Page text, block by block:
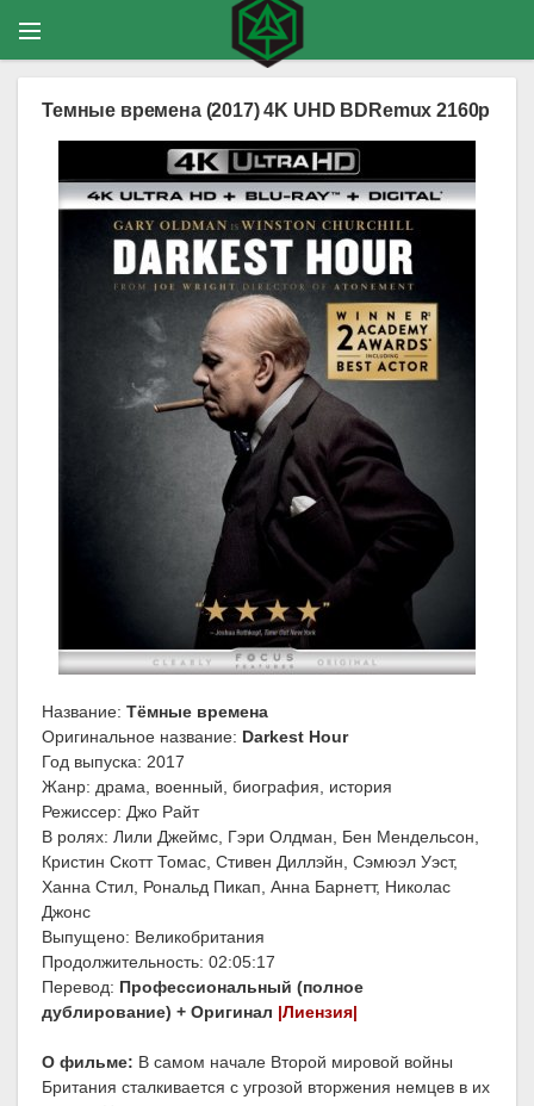
Темные времена (2017) 4K UHD BDRemux 2160p
Название: Тёмные времена
Оригинальное название: Darkest Hour
Год выпуска: 2017
Жанр: драма, военный, биография, история
Режиссер: Джо Райт
В ролях: Лили Джеймс, Гэри Олдман, Бен Мендельсон,
Кристин Скотт Томас, Стивен Диллэйн, Сэмюэл Уэст,
Ханна Стил, Рональд Пикап, Анна Барнетт, Николас
Джонс
Выпущено: Великобритания
Продолжительность: 02:05:17
Перевод: Профессиональный (полное
дублирование) + Оригинал |Лиензия|
О фильме: В самом начале Второй мировой войны
Британия сталкивается с угрозой вторжения немцев в их